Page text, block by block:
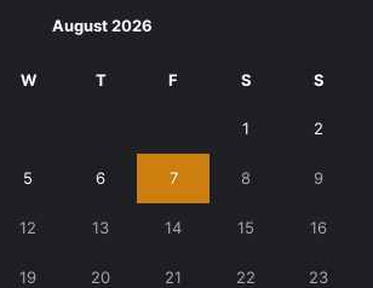
August 2026
W T F S S
1 2
5 6 7 8 9
12 13 14 15 16
19 20 21 22 23